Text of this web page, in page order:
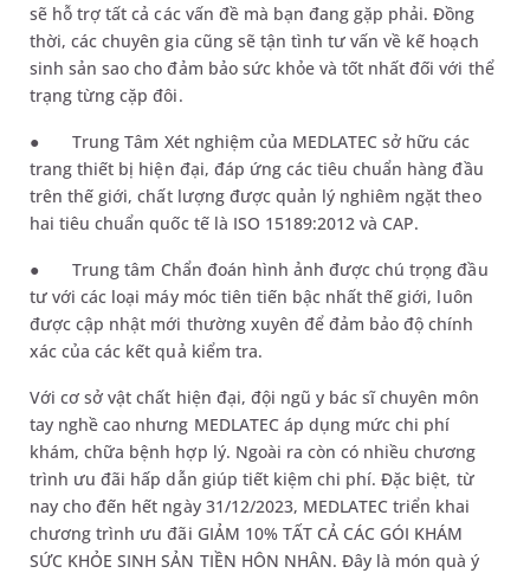
sẽ hỗ trợ tất cả các vấn đề mà bạn đang gặp phải. Đồng
thời, các chuyên gia cũng sẽ tận tình tư vấn về kế hoạch
sinh sản sao cho đảm bảo sức khỏe và tốt nhất đối với thể
trạng từng cặp đôi.
● Trung Tâm Xét nghiệm của MEDLATEC sở hữu các
trang thiết bị hiện đại, đáp ứng các tiêu chuẩn hàng đầu
trên thế giới, chất lượng được quản lý nghiêm ngặt theo
hai tiêu chuẩn quốc tế là ISO 15189:2012 và CAP.
●
Trung tâm Chẩn đoán hình ảnh được chú trọng đầu
tư với các loại máy móc tiên tiến bậc nhất thế giới, luôn
được cập nhật mới thường xuyên để đảm bảo độ chính
xác của các kết quả kiểm tra.
Với cơ sở vật chất hiện đại, đội ngũ y bác sĩ chuyên môn
tay nghề cao nhưng MEDLATEC áp dụng mức chi phí
khám, chữa bệnh hợp lý. Ngoài ra còn có nhiều chương
trình ưu đãi hấp dẫn giúp tiết kiệm chi phí. Đặc biệt, từ
nay cho đến hết ngày 31/12/2023, MEDLATEC triển khai
chương trình ưu đãi GIẢM 10% TẤT CẢ CÁC GÓI KHÁM
SỨC KHỎE SINH SẢN TIỀN HÔN NHÂN. Đây là món quà ý